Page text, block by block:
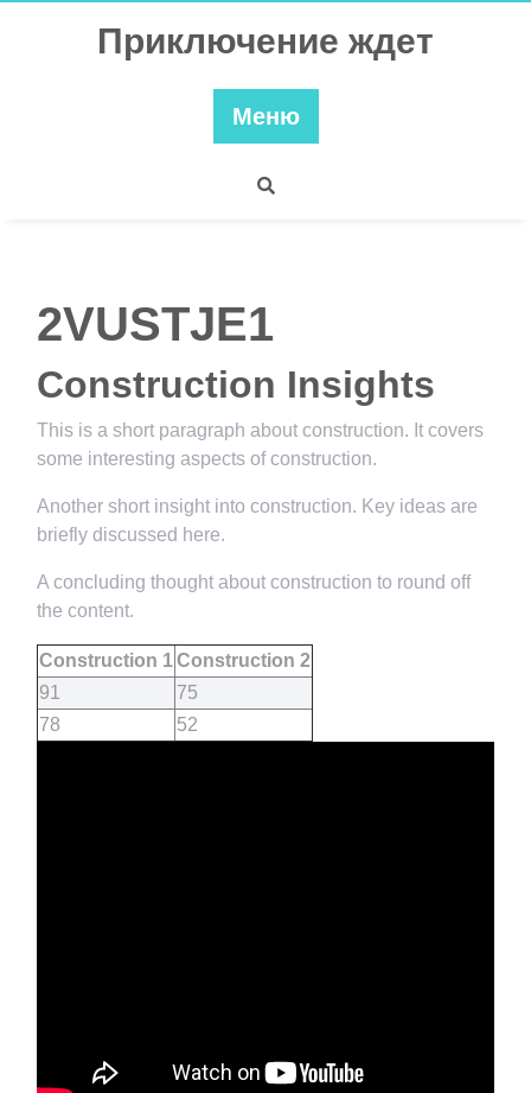
Приключение ждет
Меню
2VUSTJE1
Construction Insights
This is a short paragraph about construction. It covers
some interesting aspects of construction.
Another short insight into construction. Key ideas are
briefly discussed here.
A concluding thought about construction to round off
the content.
Construction 1Construction 2
91
75
78
52